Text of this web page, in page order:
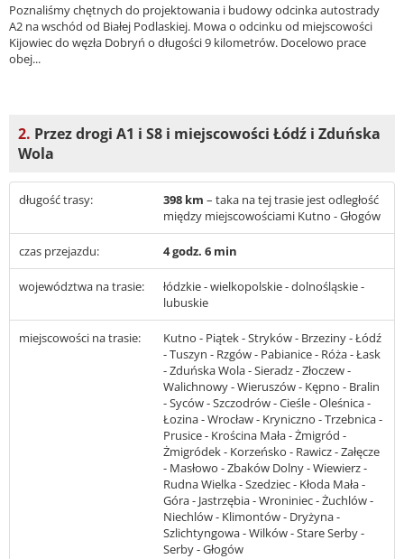
Poznaliśmy chętnych do projektowania i budowy odcinka autostrady
A2 na wschód od Białej Podlaskiej. Mowa o odcinku od miejscowości
Kijowiec do węzła Dobryń o długości 9 kilometrów. Docelowo prace
obej...
2. Przez drogi A1 i S8 i miejscowości Łódź i Zduńska
Wola
długość trasy: 398 km – taka na tej trasie jest odległość
między miejscowościami Kutno - Głogów
czas przejazdu: 4 godz. 6 min
województwa na trasie:
łódzkie - wielkopolskie - dolnośląskie -
lubuskie
miejscowości na trasie:
Kutno - Piątek - Stryków - Brzeziny - Łódź
- Tuszyn - Rzgów - Pabianice - Róża - Łask
- Zduńska Wola - Sieradz - Złoczew -
Walichnowy - Wieruszów - Kępno - Bralin
- Syców - Szczodrów - Cieśle - Oleśnica -
Łozina - Wrocław - Kryniczno - Trzebnica -
Prusice - Krościna Mała - Żmigród -
Żmigródek - Korzeńsko - Rawicz - Załęcze
- Masłowo - Zbaków Dolny - Wiewierz -
Rudna Wielka - Szedziec - Kłoda Mała -
Góra - Jastrzębia - Wroniniec - Żuchlów -
Niechlów - Klimontów - Dryżyna -
Szlichtyngowa - Wilków - Stare Serby -
Serby - Głogów